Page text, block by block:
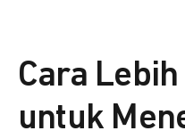
Cara
untuk